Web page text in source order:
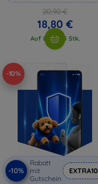
20,90 €
18,80 €
Auf Lager 3 Stk.
-10%
-10%
Rabatt
mit
Gutschein
EXTRA10